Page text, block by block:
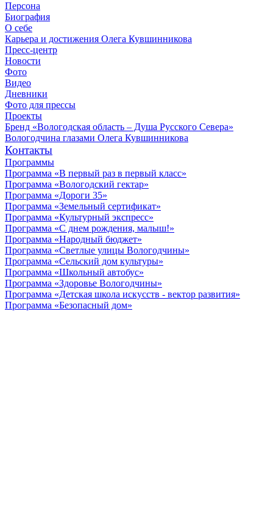
Персона
Биография
О себе
Карьера и достижения Олега Кувшинникова
Пресс-центр
Новости
Фото
Видео
Дневники
Фото для прессы
Проекты
Бренд «Вологодская область – Душа Русского Севера»
Вологодчина глазами Олега Кувшинникова
Контакты
Программы
Программа «В первый раз в первый класс»
Программа «Вологодский гектар»
Программа «Дороги 35»
Программа «Земельный сертификат»
Программа «Культурный экспресс»
Программа «С днем рождения, малыш!»
Программа «Народный бюджет»
Программа «Светлые улицы Вологодчины»
Программа «Сельский дом культуры»
Программа «Школьный автобус»
Программа «Здоровье Вологодчины»
Программа «Детская школа искусств - вектор развития»
Программа «Безопасный дом»